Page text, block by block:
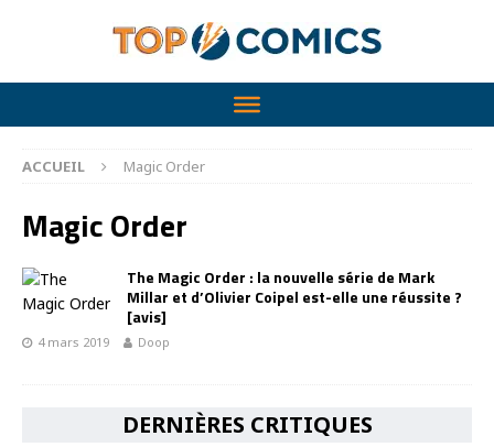
ACCUEIL Magic Order
Magic Order
The Magic Order : la nouvelle série de Mark
Millar et d’Olivier Coipel est-elle une réussite ?
[avis]
4 mars 2019 Doop
DERNIÈRES CRITIQUES